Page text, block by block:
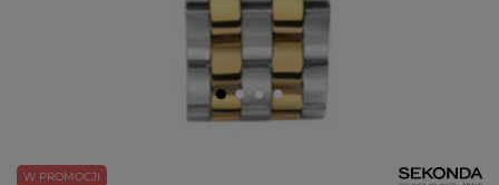
W PROMOCJI